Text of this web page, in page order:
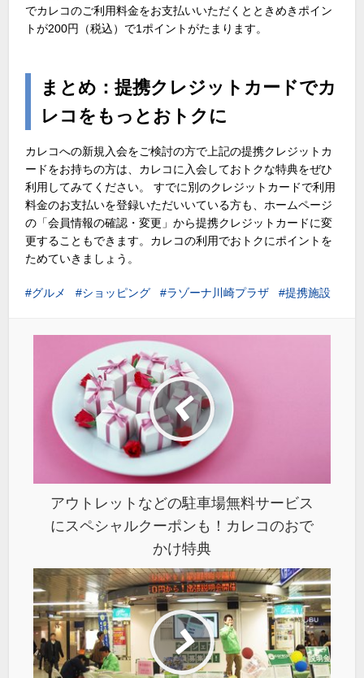
でカレコのご利用料金をお支払いいただくとときめきポイン
トが200円（税込）で1ポイントがたまります。
まとめ：提携クレジットカードでカ
レコをもっとおトクに
カレコへの新規入会をご検討の方で上記の提携クレジットカ
ードをお持ちの方は、カレコに入会しておトクな特典をぜひ
利用してみてください。 すでに別のクレジットカードで利用
料金のお支払いを登録いただいいている方も、ホームページ
の「会員情報の確認・変更」から提携クレジットカードに変
更することもできます。カレコの利用でおトクにポイントを
ためていきましょう。
グルメ ショッピング ラゾーナ川崎プラザ 提携施設
アウトレットなどの駐車場無料サービス
にスペシャルクーポンも！カレコのおで
かけ特典